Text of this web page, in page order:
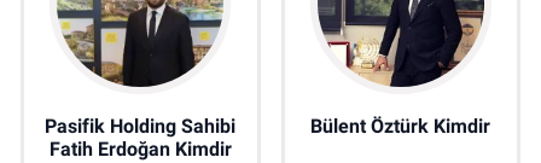
Pasifik Holding Sahibi
Fatih Erdoğan Kimdir
Bülent Öztürk Kimdir